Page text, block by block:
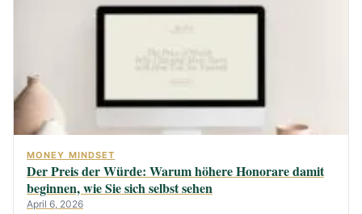
MONEY MINDSET
Der Preis der Würde: Warum höhere Honorare damit
beginnen, wie Sie sich selbst sehen
April 6, 2026